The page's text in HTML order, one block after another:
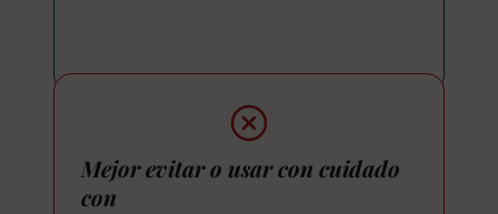
Mejor evitar o usar con cuidado
con